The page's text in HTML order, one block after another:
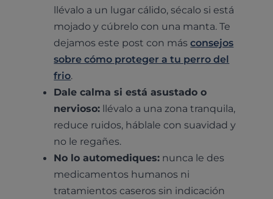
llévalo a un lugar cálido, sécalo si está
mojado y cúbrelo con una manta. Te
dejamos este post con másconsejos
sobre cómo proteger a tu perro del
frio.
Dale calma si está asustado o
nervioso: llévalo a una zona tranquila,
reduce ruidos, háblale con suavidad y
no le regañes.
No lo automediques: nunca le des
medicamentos humanos ni
tratamientos caseros sin indicación